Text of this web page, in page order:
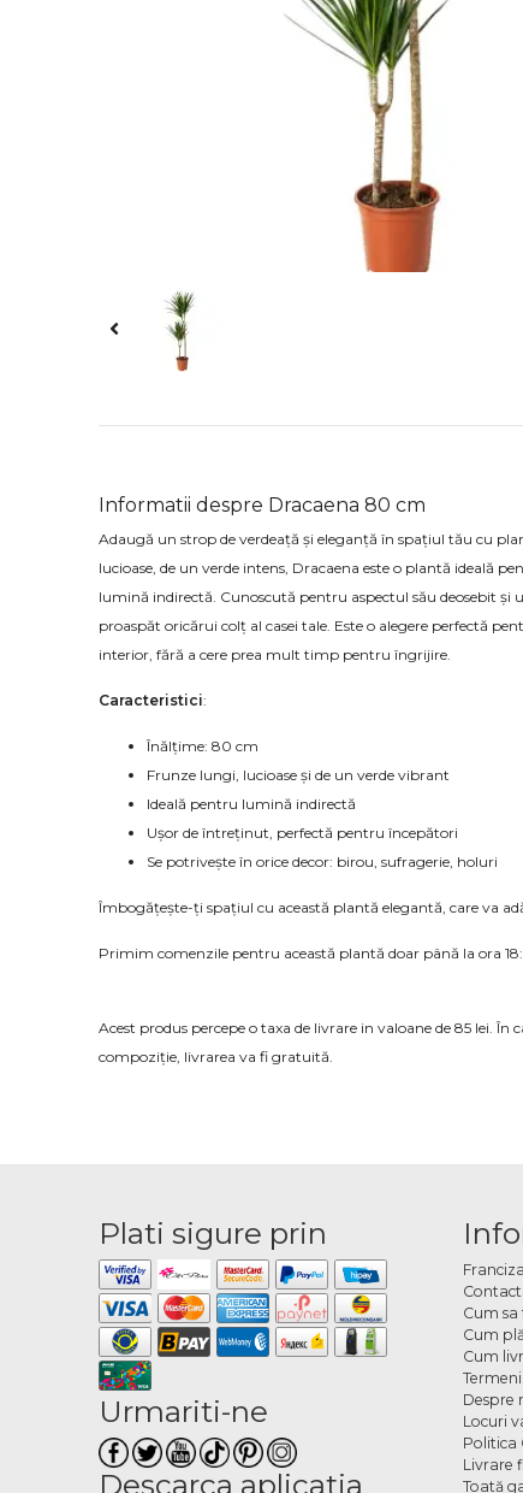
Informatii despre Dracaena 80 cm
Adaugă un strop de verdeață și eleganță în spațiul tău cu
lucioase, de un verde intens, Dracaena este o plantă ideală
lumină indirectă. Cunoscută pentru aspectul său deosebit
proaspăt oricărui colț al casei tale. Este o alegere perfectă
interior, fără a cere prea mult timp pentru îngrijire.
Caracteristici:
Înălțime: 80 cm
Frunze lungi, lucioase și de un verde vibrant
Ideală pentru lumină indirectă
Ușor de întreținut, perfectă pentru începători
Se potrivește în orice decor: birou, sufragerie, holuri
Îmbogățește-ți spațiul cu această plantă elegantă, care va
Primim comenzile pentru această plantă doar până la ora
Acest produs percepe o taxa de livrare in valoane de 85 lei.
compoziție, livrarea va fi gratuită.
Plati sigure prin
Urmariti-ne
Descarca aplicatia
Cum sa
Cum
Cum
Despre
Locuri
Politica
Livrare
Toată